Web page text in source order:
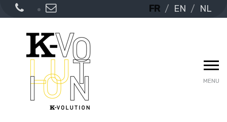
FR EN NL
MENU